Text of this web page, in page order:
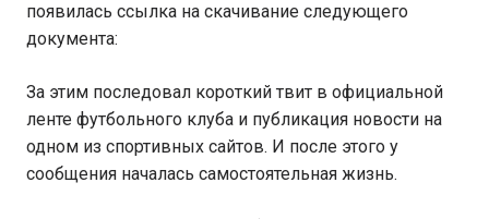
появилась ссылка на скачивание следующего
документа:
За этим последовал короткий твит в официальной
ленте футбольного клуба и публикация новости на
одном из спортивных сайтов. И после этого у
сообщения началась самостоятельная жизнь.